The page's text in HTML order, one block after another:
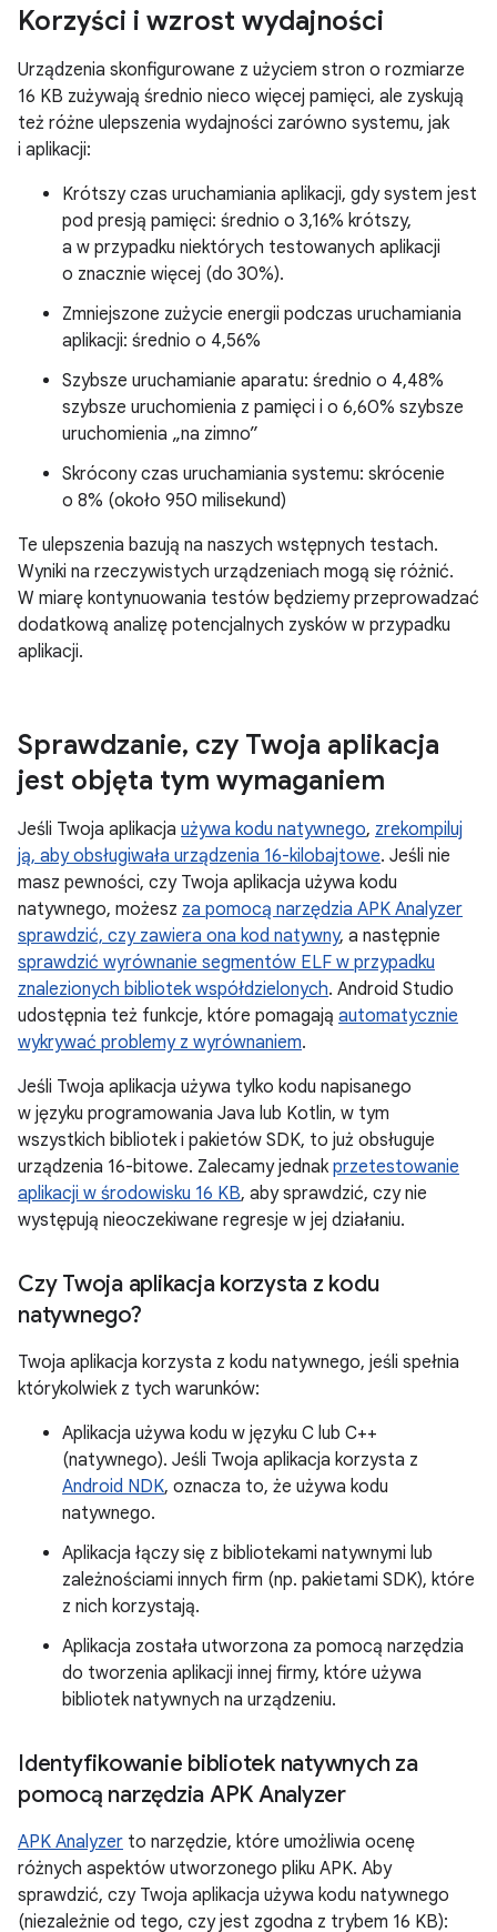
Korzyści i wzrost wydajności
Urządzenia skonfigurowane z użyciem stron o rozmiarze
16 KB zużywają średnio nieco więcej pamięci, ale zyskują
też różne ulepszenia wydajności zarówno systemu, jak
i aplikacji:
Krótszy czas uruchamiania aplikacji, gdy system jest
pod presją pamięci: średnio o 3,16% krótszy,
a w przypadku niektórych testowanych aplikacji
o znacznie więcej (do 30%).
Zmniejszone zużycie energii podczas uruchamiania
aplikacji: średnio o 4,56%
Szybsze uruchamianie aparatu: średnio o 4,48%
szybsze uruchomienia z pamięci i o 6,60% szybsze
uruchomienia „na zimno”
Skrócony czas uruchamiania systemu: skrócenie
o 8% (około 950 milisekund)
Te ulepszenia bazują na naszych wstępnych testach.
Wyniki na rzeczywistych urządzeniach mogą się różnić.
W miarę kontynuowania testów będziemy przeprowadzać
dodatkową analizę potencjalnych zysków w przypadku
aplikacji.
Sprawdzanie, czy Twoja aplikacja
jest objęta tym wymaganiem
Jeśli Twoja aplikacja używa kodu natywnego, zrekompiluj
ją, aby obsługiwała urządzenia 16-kilobajtowe. Jeśli nie
masz pewności, czy Twoja aplikacja używa kodu
natywnego, możesz za pomocą narzędzia APK Analyzer
sprawdzić, czy zawiera ona kod natywny, a następnie
sprawdzić wyrównanie segmentów ELF w przypadku
znalezionych bibliotek współdzielonych. Android Studio
udostępnia też funkcje, które pomagają automatycznie
wykrywać problemy z wyrównaniem.
Jeśli Twoja aplikacja używa tylko kodu napisanego
w języku programowania Java lub Kotlin, w tym
wszystkich bibliotek i pakietów SDK, to już obsługuje
urządzenia 16-bitowe. Zalecamy jednak przetestowanie
aplikacji w środowisku 16 KB, aby sprawdzić, czy nie
występują nieoczekiwane regresje w jej działaniu.
Czy Twoja aplikacja korzysta z kodu
natywnego?
Twoja aplikacja korzysta z kodu natywnego, jeśli spełnia
którykolwiek z tych warunków:
Aplikacja używa kodu w języku C lub C++
(natywnego). Jeśli Twoja aplikacja korzysta z
Android NDK, oznacza to, że używa kodu
natywnego.
Aplikacja łączy się z bibliotekami natywnymi lub
zależnościami innych firm (np. pakietami SDK), które
z nich korzystają.
Aplikacja została utworzona za pomocą narzędzia
do tworzenia aplikacji innej firmy, które używa
bibliotek natywnych na urządzeniu.
Identyfikowanie bibliotek natywnych za
pomocą narzędzia APK Analyzer
APK Analyzer to narzędzie, które umożliwia ocenę
różnych aspektów utworzonego pliku APK. Aby
sprawdzić, czy Twoja aplikacja używa kodu natywnego
(niezależnie od tego, czy jest zgodna z trybem 16 KB):